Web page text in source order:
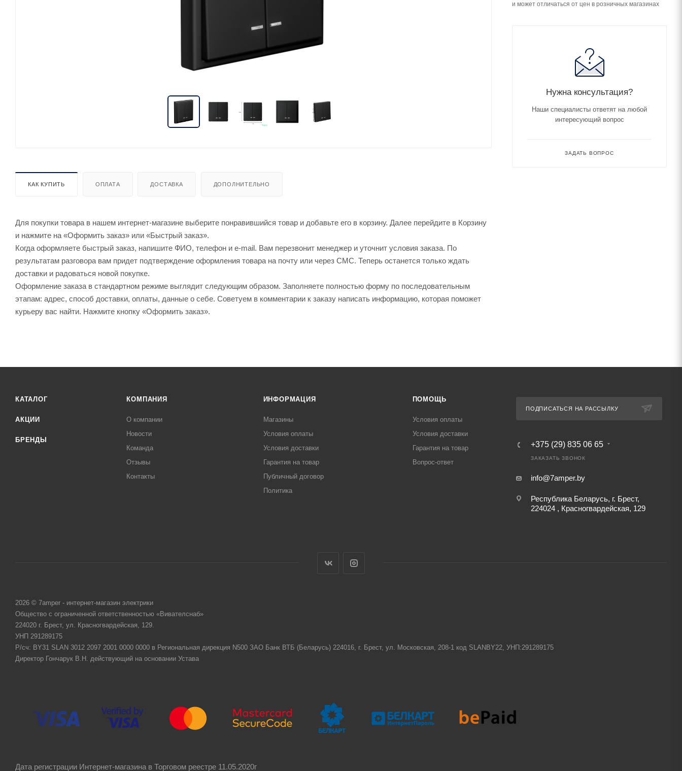
КАК КУПИТЬ ОПЛАТА ДОСТАВКА ДОПОЛНИТЕЛЬНО
Для покупки товара в нашем интернет-магазине выберите понравившийся товар и добавьте его в корзину. Далее перейдите в Корзину
и нажмите на «Оформить заказ» или «Быстрый заказ».
Когда оформляете быстрый заказ, напишите ФИО, телефон и e-mail. Вам перезвонит менеджер и уточнит условия заказа. По
результатам разговора вам придет подтверждение оформления товара на почту или через СМС. Теперь останется только ждать
доставки и радоваться новой покупке.
Оформление заказа в стандартном режиме выглядит следующим образом. Заполняете полностью форму по последовательным
этапам: адрес, способ доставки, оплаты, данные о себе. Советуем в комментарии к заказу написать информацию, которая поможет
курьеру вас найти. Нажмите кнопку «Оформить заказ».
и может отличаться от цен в розничных магазинах
Нужна консультация?
Наши специалисты ответят на любой
интересующий вопрос
ЗАДАТЬ ВОПРОС
КАТАЛОГ
АКЦИИ
БРЕНДЫ
КОМПАНИЯ
О компании
Новости
Команда
Отзывы
Контакты
ИНФОРМАЦИЯ
Магазины
Условия оплаты
Условия доставки
Гарантия на товар
Публичный договор
Политика
ПОМОЩЬ
Условия оплаты
Условия доставки
Гарантия на товар
Вопрос-ответ
ПОДПИСАТЬСЯ НА РАССЫЛКУ
+375 (29) 835 06 65
ЗАКАЗАТЬ ЗВОНОК
info@7amper.by
Республика Беларусь, г. Брест,
224024 , Красногвардейская, 129
2026 © 7amper - интернет-магазин электрики
Общество с ограниченной ответственностью «Вивателснаб»
224020 г. Брест, ул. Красногвардейская, 129.
УНП 291289175
Р/сч: BY31 SLAN 3012 2097 2001 0000 0000 в Региональная дирекция N500 ЗАО Банк ВТБ (Беларусь) 224016, г. Брест, ул. Московская, 208-1 код SLANBY22, УНП:291289175
Директор Гончарук В.Н. действующий на основании Устава
Дата регистрации Интернет-магазина в Торговом реестре 11.05.2020г